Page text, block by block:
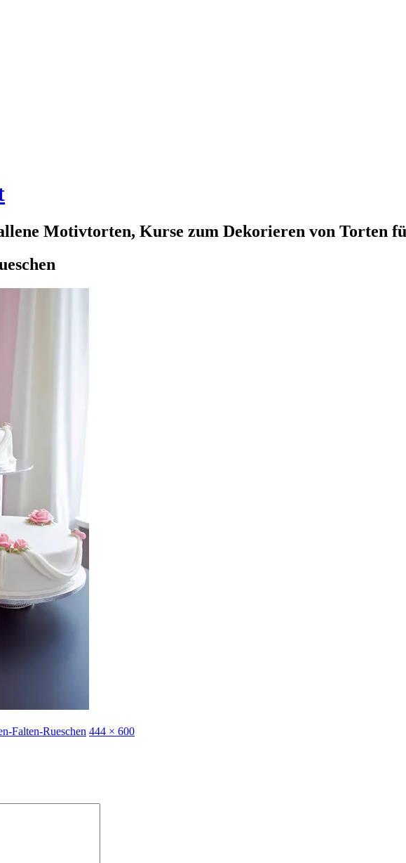
Motivtorten, Kurse zum Dekorieren von Torten
Falten-Rueschen 444 × 600